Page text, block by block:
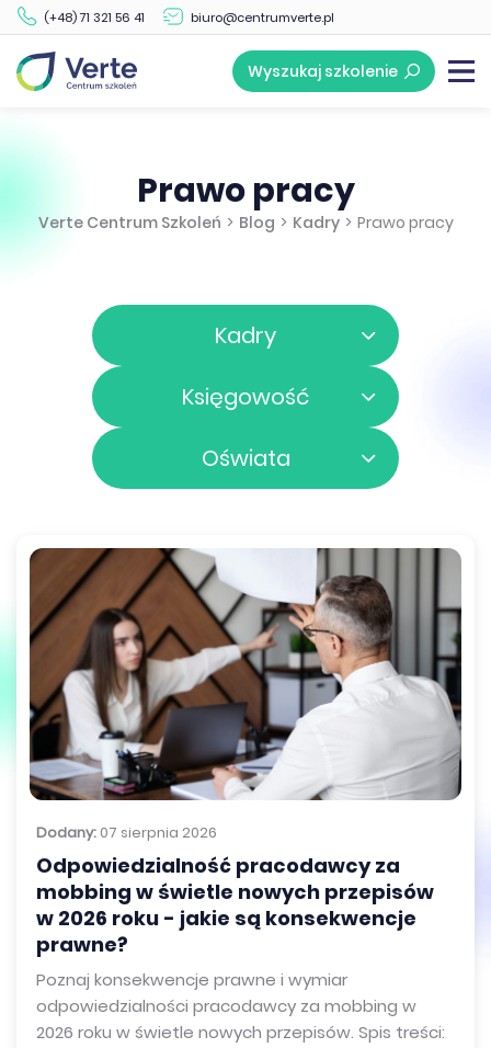
(+48) 71 321 56 41 biuro@centrumverte.pl
Wyszukaj szkolenie
Prawo pracy
Verte Centrum Szkoleń > Blog > Kadry > Prawo pracy
Kadry
Księgowość
Oświata
Dodany: 07 sierpnia 2026
Odpowiedzialność pracodawcy za
mobbing w świetle nowych przepisów
w 2026 roku - jakie są konsekwencje
prawne?
Poznaj konsekwencje prawne i wymiar
odpowiedzialności pracodawcy za mobbing w
2026 roku w świetle nowych przepisów. Spis treści: